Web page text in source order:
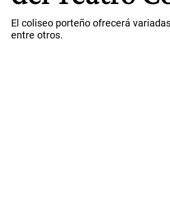
El coliseo porteño ofrecerá
entre otros.